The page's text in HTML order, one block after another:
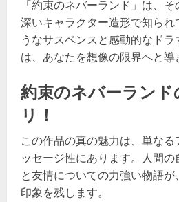
「約束のネバーランド」は、
深いキャラクター造形で知られ
うなサスペンスと感動的なド
は、あなたを想像の限界へと導
約束のネバーラン
リ！
この作品の真の魅力は、単な
ッセージ性にあります。人間
と友情についての力強い物語
印象を残します。